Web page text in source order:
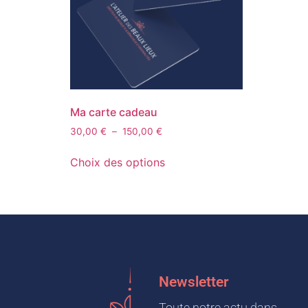
Ma carte cadeau
30,00 € – 150,00 €
Choix des options
Newsletter